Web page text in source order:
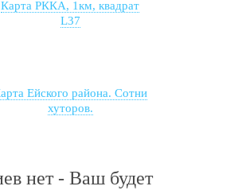
Карта РККА, 1км, квадрат
L37
Ейского района. Сотни
хуторов.
нет - Ваш будет